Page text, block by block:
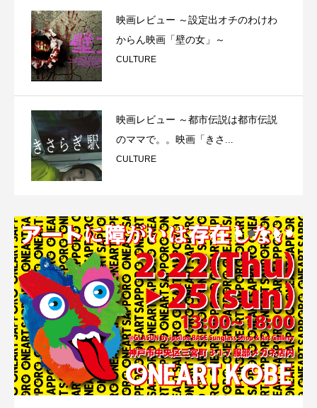
映画レビュー ～設定出オチのわけわ
からん映画「壁の女」～
CULTURE
映画レビュー ～都市伝説は都市伝説
のママで。。映画「きさ...
CULTURE